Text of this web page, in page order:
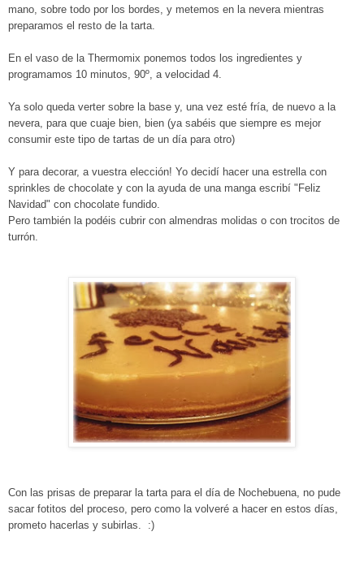
mano, sobre todo por los bordes, y metemos en la nevera mientras
preparamos el resto de la tarta.
En el vaso de la Thermomix ponemos todos los ingredientes y
programamos 10 minutos, 90º, a velocidad 4.
Ya solo queda verter sobre la base y, una vez esté fría, de nuevo a la
nevera, para que cuaje bien, bien (ya sabéis que siempre es mejor
consumir este tipo de tartas de un día para otro)
Y para decorar, a vuestra elección! Yo decidí hacer una estrella con
sprinkles de chocolate y con la ayuda de una manga escribí "Feliz
Navidad" con chocolate fundido.
Pero también la podéis cubrir con almendras molidas o con trocitos de
turrón.
Con las prisas de preparar la tarta para el día de Nochebuena, no pude
sacar fotitos del proceso, pero como la volveré a hacer en estos días,
prometo hacerlas y subirlas. :)